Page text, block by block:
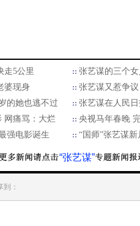
走5公里
张艺谋的三个
婆现身
张艺谋又惹争
的她也逃不过
张艺谋在人民
网痛骂：大烂
央视马年春晚
强电影诞生
“国师”张艺谋
“张艺谋”
到：